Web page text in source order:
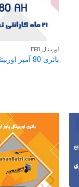
اوربیتال EFB
باتری 80 آمپر اوربیتال EFB